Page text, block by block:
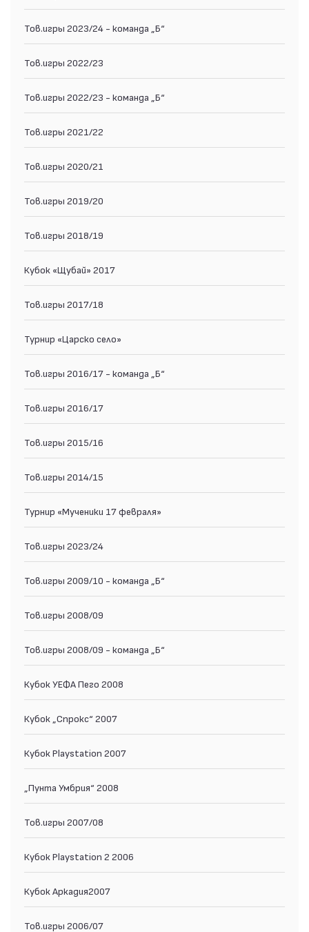
Тов.игры 2023/24 - команда „Б“
Тов.игры 2022/23
Тов.игры 2022/23 - команда „Б“
Тов.игры 2021/22
Тов.игры 2020/21
Тов.игры 2019/20
Тов.игры 2018/19
Кубок «Щубай» 2017
Тов.игры 2017/18
Турнир «Царско село»
Тов.игры 2016/17 - команда „Б“
Тов.игры 2016/17
Тов.игры 2015/16
Тов.игры 2014/15
Турнир «Мученики 17 февраля»
Тов.игры 2023/24
Тов.игры 2009/10 - команда „Б“
Тов.игры 2008/09
Тов.игры 2008/09 - команда „Б“
Кубок УЕФА Пего 2008
Кубок „Спрокс“ 2007
Кубок Playstation 2007
„Пунта Умбрия“ 2008
Тов.игры 2007/08
Кубок Playstation 2 2006
Кубок Аркадия2007
Тов.игры 2006/07